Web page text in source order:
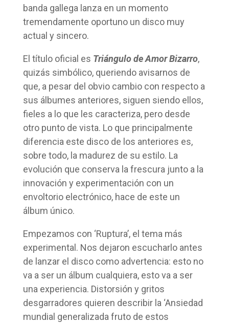
banda gallega lanza en un momento
tremendamente oportuno un disco muy
actual y sincero.
El título oficial es Triángulo de Amor Bizarro,
quizás simbólico, queriendo avisarnos de
que, a pesar del obvio cambio con respecto a
sus álbumes anteriores, siguen siendo ellos,
fieles a lo que les caracteriza, pero desde
otro punto de vista. Lo que principalmente
diferencia este disco de los anteriores es,
sobre todo, la madurez de su estilo. La
evolución que conserva la frescura junto a la
innovación y experimentación con un
envoltorio electrónico, hace de este un
álbum único.
Empezamos con ‘Ruptura’, el tema más
experimental. Nos dejaron escucharlo antes
de lanzar el disco como advertencia: esto no
va a ser un álbum cualquiera, esto va a ser
una experiencia. Distorsión y gritos
desgarradores quieren describir la ‘Ansiedad
mundial generalizada fruto de estos